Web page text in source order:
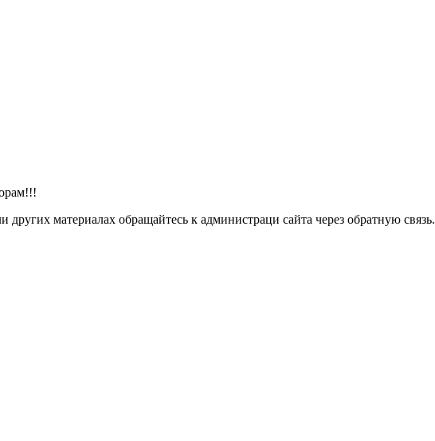
материалах обращайтесь к администраци сайта через обратную связь.